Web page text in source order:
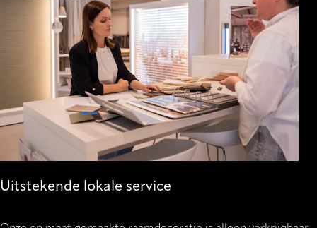
Uitstekende lokale service